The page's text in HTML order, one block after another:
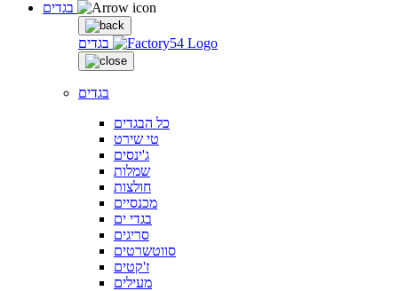
בגדים
בגדים
כל הבגדים
טי שירט
ג'ינסים
שמלות
חולצות
מכנסיים
בגדי ים
סריגים
סווטשרטים
ז'קטים
מעילים